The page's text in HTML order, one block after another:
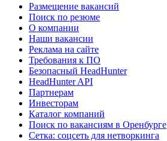
Размещение вакансий
Поиск по резюме
О компании
Наши вакансии
Реклама на сайте
Требования к ПО
Безопасный HeadHunter
HeadHunter API
Партнерам
Инвесторам
Каталог компаний
Поиск по вакансиям в Оренбурге
Сетка: соцсеть для нетворкинга